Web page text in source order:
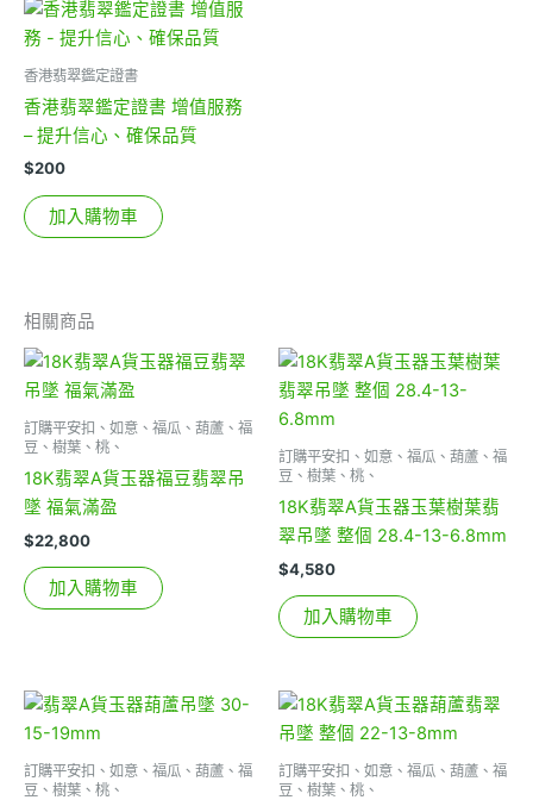
香港翡翠鑑定證書
香港翡翠鑑定證書 增值服務
– 提升信心、確保品質
$200
加入購物車
相關商品
訂購平安扣、如意、福瓜、葫蘆、福
豆、樹葉、桃、
18K翡翠A貨玉器福豆翡翠吊
墜 福氣滿盈
$22,800
加入購物車
訂購平安扣、如意、福瓜、葫蘆、福
豆、樹葉、桃、
18K翡翠A貨玉器玉葉樹葉翡
翠吊墜 整個 28.4-13-6.8mm
$4,580
加入購物車
訂購平安扣、如意、福瓜、葫蘆、福
豆、樹葉、桃、
訂購平安扣、如意、福瓜、葫蘆、福
豆、樹葉、桃、